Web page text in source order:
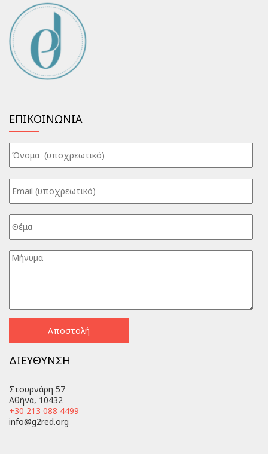
ΕΠΙΚΟΙΝΩΝΙΑ
ΔΙΕΥΘΥΝΣΗ
Στουρνάρη 57
Αθήνα, 10432
+30 213 088 4499
info@g2red.org